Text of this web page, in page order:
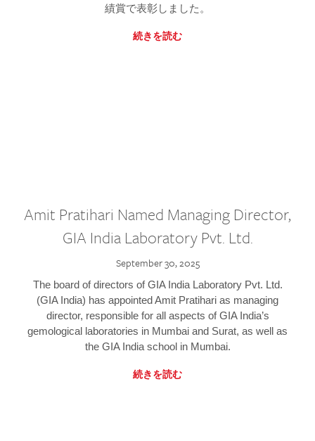
績賞で表彰しました。
続きを読む
Amit Pratihari Named Managing Director,
GIA India Laboratory Pvt. Ltd.
September 30, 2025
The board of directors of GIA India Laboratory Pvt. Ltd.
(GIA India) has appointed Amit Pratihari as managing
director, responsible for all aspects of GIA India’s
gemological laboratories in Mumbai and Surat, as well as
the GIA India school in Mumbai.
続きを読む